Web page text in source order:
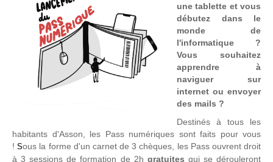
une tablette et vous
débutez dans le
monde de
l'informatique ?
Vous souhaitez
apprendre à
naviguer sur
internet ou envoyer
des mails ?
Destinés à tous les
habitants d'Asson, les Pass numériques sont faits pour vous
!Sous la forme d'un carnet de 3 chèques, les Pass ouvrent droit
à 3 sessions de formation de 2h gratuites qui se dérouleront